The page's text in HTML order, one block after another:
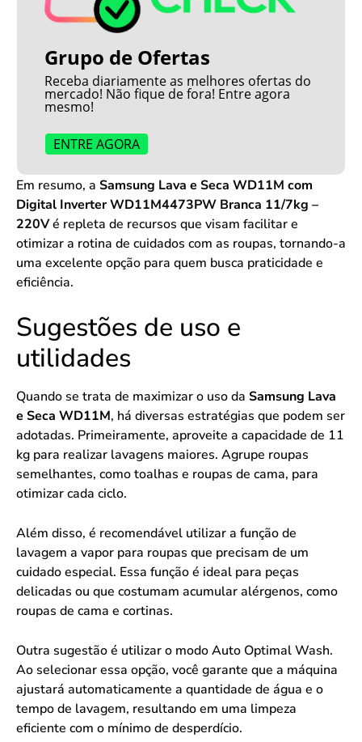
Grupo de Ofertas
Receba diariamente as melhores ofertas do
mercado! Não fique de fora! Entre agora
mesmo!
ENTRE AGORA
Em resumo, a Samsung Lava e Seca WD11M com
Digital Inverter WD11M4473PW Branca 11/7kg –
220Vé repleta de recursos que visam facilitar e
otimizar a rotina de cuidados com as roupas, tornando-a
uma excelente opção para quem busca praticidade e
eficiência.
Sugestões de uso e
utilidades
Quando se trata de maximizar o uso da Samsung Lava
e Seca WD11M, há diversas estratégias que podem ser
adotadas. Primeiramente, aproveite a capacidade de 11
kg para realizar lavagens maiores. Agrupe roupas
semelhantes, como toalhas e roupas de cama, para
otimizar cada ciclo.
Além disso, é recomendável utilizar a função de
lavagem a vapor para roupas que precisam de um
cuidado especial. Essa função é ideal para peças
delicadas ou que costumam acumular alérgenos, como
roupas de cama e cortinas.
Outra sugestão é utilizar o modo Auto Optimal Wash.
Ao selecionar essa opção, você garante que a máquina
ajustará automaticamente a quantidade de água e o
tempo de lavagem, resultando em uma limpeza
eficiente com o mínimo de desperdício.